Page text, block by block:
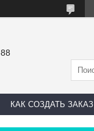
КАК СОЗДАТЬ ЗАКАЗ